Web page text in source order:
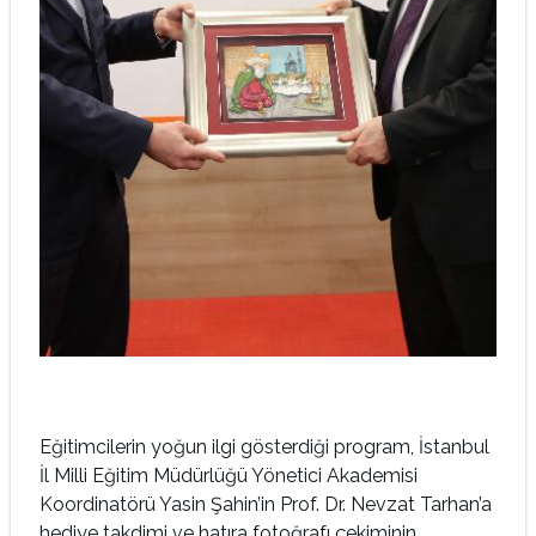
Eğitimcilerin yoğun ilgi gösterdiği program, İstanbul
İl Milli Eğitim Müdürlüğü Yönetici Akademisi
Koordinatörü Yasin Şahin’in Prof. Dr. Nevzat Tarhan’a